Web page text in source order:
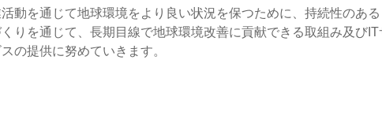
動を通じて地球環境をより良い状況を保つために、持続性のある
りを通じて、長期目線で地球環境改善に貢献できる取組み及びIT
の提供に努めていきます。